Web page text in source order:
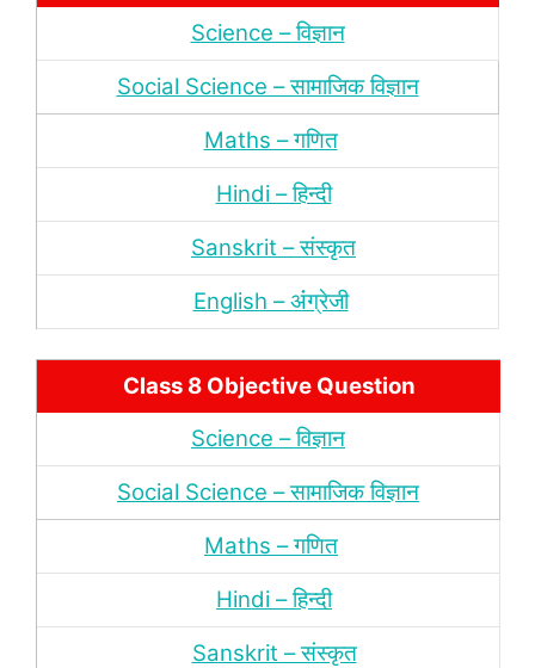
Science – विज्ञान
Social Science – सामाजिक विज्ञान
Maths – गणित
Hindi – हिन्‍दी
Sanskrit – संस्‍कृत
English – अंंग्रेजी
Class 8 Objective Question
Science – विज्ञान
Social Science – सामाजिक विज्ञान
Maths – गणित
Hindi – हिन्‍दी
Sanskrit – संस्‍कृत